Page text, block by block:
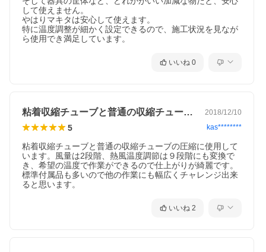
して使えません。
やはりマキタは安心して使えます。
特に温度調整が細かく設定できるので、施工状況を見なが
ら使用でき満足しています。
いいね 0
粘着収縮チューブと普通の収縮チューブの… 2018/12/10
5 kas********
粘着収縮チューブと普通の収縮チューブの圧縮に使用して
います。風量は2段階、熱風温度調節は９段階にも変換で
き、希望の温度で作業ができるので仕上がりが綺麗です。
標準付属品も多いので他の作業にも幅広くチャレンジ出来
ると思います。
いいね 2